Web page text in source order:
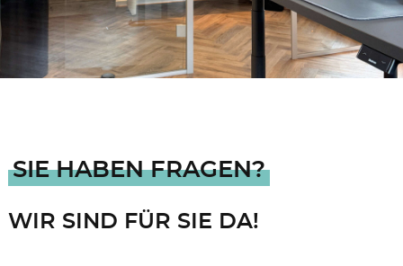
SIE HABEN FRAGEN?
WIR SIND FÜR SIE DA!